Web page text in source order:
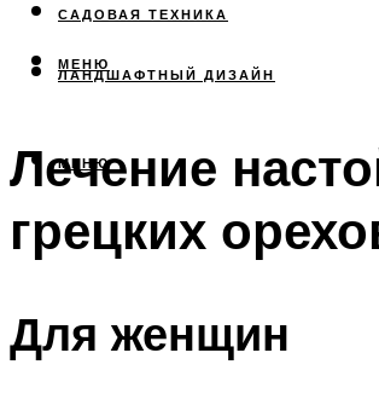
САДОВАЯ ТЕХНИКА
ЛАНДШАФТНЫЙ ДИЗАЙН
МЕНЮ
МЕНЮ
Лечение
грецких
Для женщин